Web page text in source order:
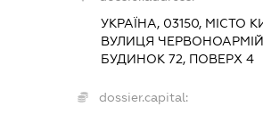
УКРАЇНА, 03150, МІСТО
ВУЛИЦЯ
БУДИНОК 72, ПОВЕРХ 4
dossier.capital: